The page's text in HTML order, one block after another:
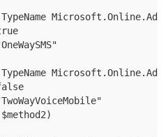
TypeName
TypeName